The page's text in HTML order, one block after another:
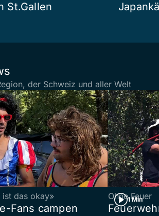
St.Gallen
der Schweiz und aller Welt
ist das okay»
Fans campen
1 Min
Ohne Feuer